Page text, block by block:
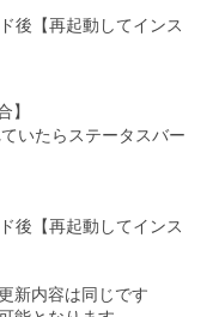
後【再起動してインス
】
いたらステータスバー
後【再起動してインス
新内容は同じです